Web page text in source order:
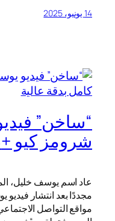
14 يونيو، 2025
“ساخن”
شرومز كيو +18 كامل بدقة عالية
عاد اسم يوسف خليل،
مجددًا بعد انتشار
مواقع التواصل